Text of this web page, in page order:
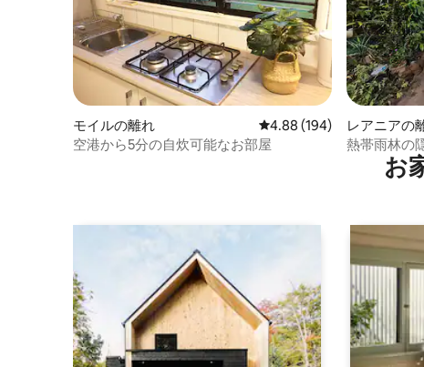
モイルの離れ レビュー194件、5つ星中
4.88 (194)
空港から5分の自炊可能なお部屋
レアニアの
熱帯雨林の
クス！お